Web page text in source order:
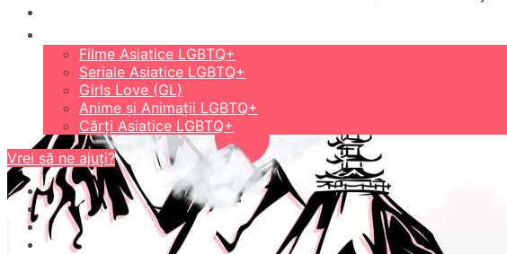
Filme Asiatice LGBTQ+
Seriale Asiatice LGBTQ+
Girls Love (GL)
Anime și Animații LGBTQ+
Cărți Asiatice LGBTQ+
Vrei să ne ajuți?